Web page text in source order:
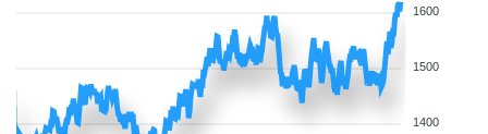
1600
1500
1400